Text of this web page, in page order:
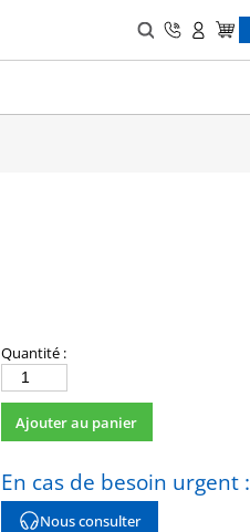
Search
for:
Quantité :
quantité
de
3090CM12/-0002
Ajouter au panier
En cas de besoin urgent :
Nous consulter